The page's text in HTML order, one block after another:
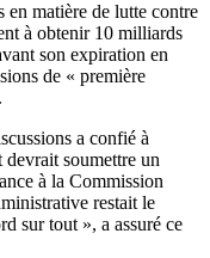
en matière de lutte contre
à obtenir 10 milliards
son expiration en
de « première
a confié à
soumettre un
à la Commission
restait le
sur tout », a assuré ce